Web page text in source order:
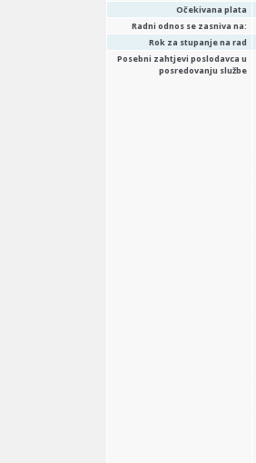
Očekivana plata
Radni odnos se zasniva na:
Rok za stupanje na rad
Posebni zahtjevi poslodavca u
posredovanju službe